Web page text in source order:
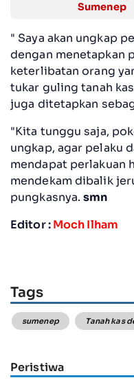
Sumenep
" Saya akan ungkap
dengan menetapkan
keterlibatan orang
tukar guling tanah
juga ditetapkan
"Kita tunggu saja,
ungkap, agar pelaku
mendapat perlakuan
mendekam dibalik
pungkasnya.smn
Editor :Moch Ilham
Tags
sumenep Tanah kas
Peristiwa